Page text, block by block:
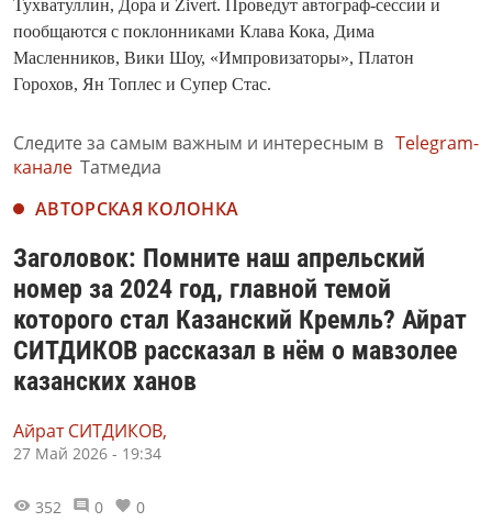
Тухватуллин, Дора и Zivert. Проведут автограф-сессии и
пообщаются с поклонниками Клава Кока, Дима
Масленников, Вики Шоу, «Импровизаторы», Платон
Горохов, Ян Топлес и Супер Стас.
Следите за самым важным и интересным в Telegram-
канале Татмедиа
АВТОРСКАЯ КОЛОНКА
Заголовок: Помните наш апрельский
номер за 2024 год, главной темой
которого стал Казанский Кремль? Айрат
СИТДИКОВ рассказал в нём о мавзолее
казанских ханов
Айрат СИТДИКОВ,
27 Май 2026 - 19:34
352 0 0